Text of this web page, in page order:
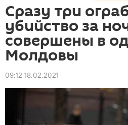
Сразу три
убийство за
совершены в
Молдовы
09:12 18.02.2021